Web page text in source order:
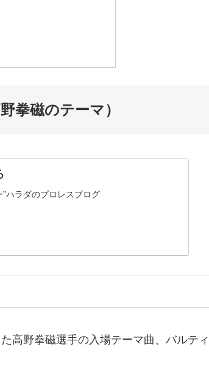
拳磁のテーマ）
ハラダのプロレスブログ
高野拳磁選手の入場テーマ曲、バルティ